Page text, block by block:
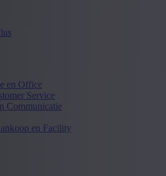
en Office
Service
Communicatie
en Facility